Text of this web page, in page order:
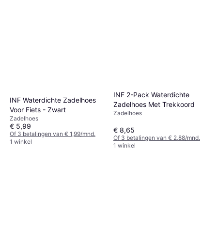
INF Waterdichte Zadelhoes
Voor Fiets - Zwart
Zadelhoes
€ 5,99
Of 3 betalingen van € 1,99/mnd.
1 winkel
INF 2-Pack Waterdichte
Zadelhoes Met Trekkoord
Zadelhoes
€ 8,65
Of 3 betalingen van € 2,88/mnd.
1 winkel